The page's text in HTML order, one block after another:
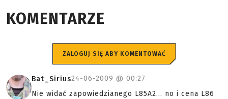
KOMENTARZE
ZALOGUJ SIĘ ABY KOMENTOWAĆ
Bat_Sirius24-06-2009 @ 00:27
Nie widać zapowiedzianego L85A2... no i cena L86